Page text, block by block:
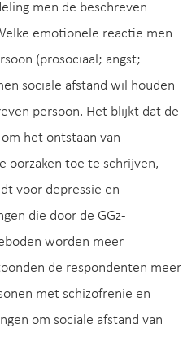
men de beschreven
emotionele reactie men
(prosociaal; angst;
sociale afstand wil houden
persoon. Het blijkt dat de
het ontstaan van
oorzaken toe te schrijven,
voor depressie en
die door de GGz-
worden meer
de respondenten meer
met schizofrenie en
om sociale afstand van